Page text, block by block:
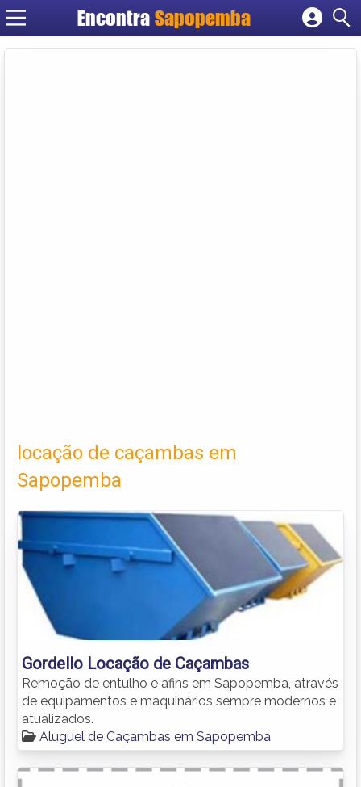
Encontra Sapopemba
Cadastrar empresa
locação de caçambas em
Sapopemba
Gordello Locação de Caçambas
Remoção de entulho e afins em Sapopemba, através
de equipamentos e maquinários sempre modernos e
atualizados.
Aluguel de Caçambas em Sapopemba